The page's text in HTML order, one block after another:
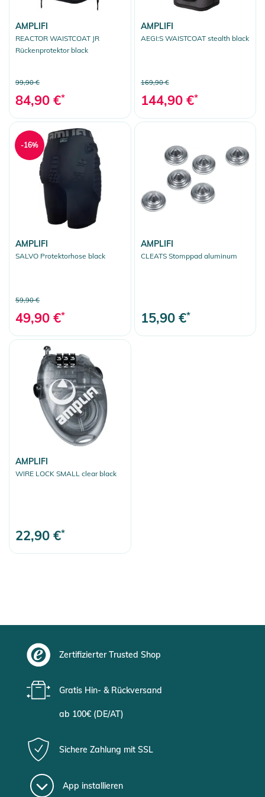
AMPLIFI
REACTOR WAISTCOAT JR
Rückenprotektor black
99,90 €
84,90 €*
AMPLIFI
AEGI:S WAISTCOAT stealth black
169,90 €
144,90 €*
AMPLIFI
SALVO Protektorhose black
59,90 €
49,90 €*
-16%
AMPLIFI
CLEATS Stomppad aluminum
15,90 €*
AMPLIFI
WIRE LOCK SMALL clear black
22,90 €*
Zertifizierter Trusted Shop
Gratis Hin- & Rückversand
ab 100€ (DE/AT)
Sichere Zahlung mit SSL
App installieren